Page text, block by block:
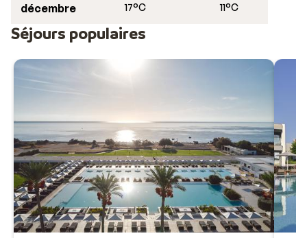
décembre 17°C 11°C
Séjours populaires